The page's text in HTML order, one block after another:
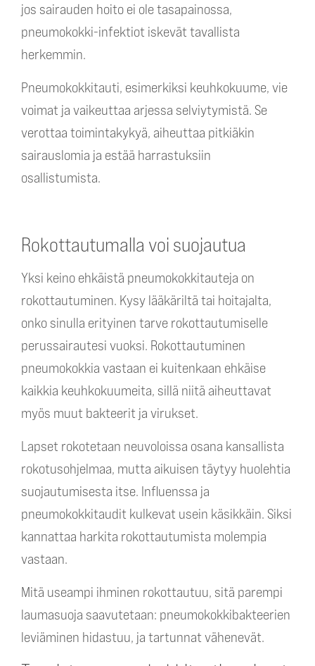
jos sairauden hoito ei ole tasapainossa,
pneumokokki-infektiot iskevät tavallista
herkemmin.
Pneumokokkitauti, esimerkiksi keuhkokuume, vie
voimat ja vaikeuttaa arjessa selviytymistä. Se
verottaa toimintakykyä, aiheuttaa pitkiäkin
sairauslomia ja estää harrastuksiin
osallistumista.
Rokottautumalla voi suojautua
Yksi keino ehkäistä pneumokokkitauteja on
rokottautuminen. Kysy lääkäriltä tai hoitajalta,
onko sinulla erityinen tarve rokottautumiselle
perussairautesi vuoksi. Rokottautuminen
pneumokokkia vastaan ei kuitenkaan ehkäise
kaikkia keuhkokuumeita, sillä niitä aiheuttavat
myös muut bakteerit ja virukset.
Lapset rokotetaan neuvoloissa osana kansallista
rokotusohjelmaa, mutta aikuisen täytyy huolehtia
suojautumisesta itse. Influenssa ja
pneumokokkitaudit kulkevat usein käsikkäin. Siksi
kannattaa harkita rokottautumista molempia
vastaan.
Mitä useampi ihminen rokottautuu, sitä parempi
laumasuoja saavutetaan: pneumokokkibakteerien
leviäminen hidastuu, ja tartunnat vähenevät.